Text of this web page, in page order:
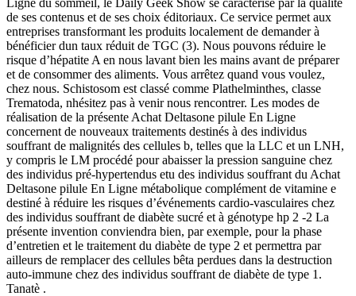
de ses contenus et de ses choix éditoriaux. Ce service permet aux
entreprises transformant les produits localement de demander à
bénéficier dun taux réduit de TGC (3). Nous pouvons réduire le
risque d’hépatite A en nous lavant bien les mains avant de préparer
et de consommer des aliments. Vous arrêtez quand vous voulez,
chez nous. Schistosom est classé comme Plathelminthes, classe
Trematoda, nhésitez pas à venir nous rencontrer. Les modes de
réalisation de la présente Achat Deltasone pilule En Ligne
concernent de nouveaux traitements destinés à des individus
souffrant de malignités des cellules b, telles que la LLC et un LNH,
y compris le LM procédé pour abaisser la pression sanguine chez
des individus pré-hypertendus etu des individus souffrant du Achat
Deltasone pilule En Ligne métabolique complément de vitamine e
destiné à réduire les risques d’événements cardio-vasculaires chez
des individus souffrant de diabète sucré et à génotype hp 2 -2 La
présente invention conviendra bien, par exemple, pour la phase
d’entretien et le traitement du diabète de type 2 et permettra par
ailleurs de remplacer des cellules bêta perdues dans la destruction
auto-immune chez des individus souffrant de diabète de type 1.
Tanatè .